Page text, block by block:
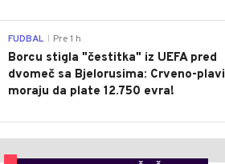
FUDBAL Pre 1 h
Borcu stigla "čestitka" iz UEFA pred
dvomeč sa Bjelorusima: Crveno-plavi
moraju da plate 12.750 evra!